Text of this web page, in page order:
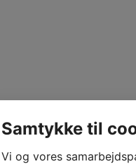
Samtykke til
Vi og vores